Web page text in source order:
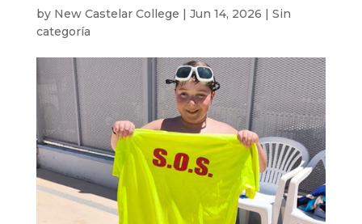
by New Castelar College | Jun 14, 2026 | Sin
categoría